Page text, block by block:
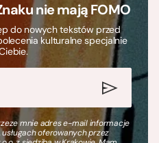
nie mają FOMO
do nowych tekstów przed
kulturalne specjalnie
mnie adres e-mail informacje
oferowanych przez